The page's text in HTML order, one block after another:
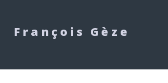
François Gèze